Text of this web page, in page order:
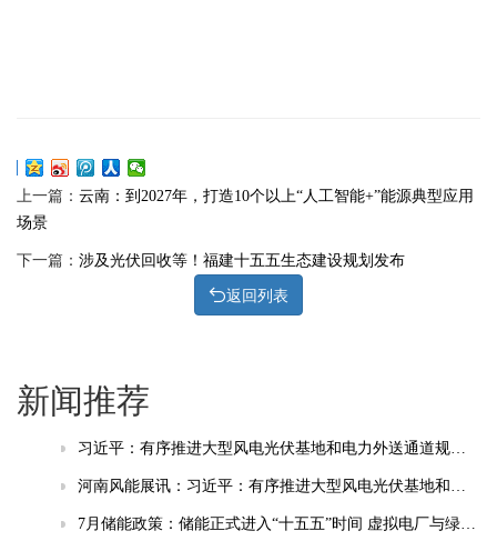
上一篇： 云南：到2027年，打造10个以上“人工智能+”能源典型应用
场景
下一篇： 涉及光伏回收等！福建十五五生态建设规划发布
返回列表
新闻推荐
习近平：有序推进大型风电光伏基地和电力外送通道规划建设，加快重点行业清洁能源替代
河南风能展讯：习近平：有序推进大型风电光伏基地和电力外送通道规划建设，加快重点行业清洁能源替代
7月储能政策：储能正式进入“十五五”时间 虚拟电厂与绿电直连成热点